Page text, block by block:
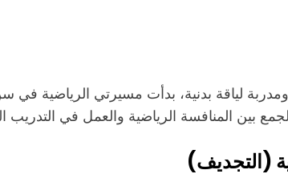
لياقة بدنية، بدأت مسيرتي الرياضية
بين المنافسة الرياضية والعمل في التدريب
(التجديف)